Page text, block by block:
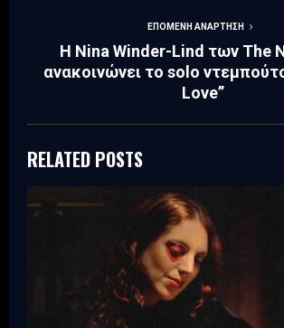
ΕΠΌΜΕΝΗ ΑΝΆΡΤΗΣΗ
Η Nina Winder-Lind των The
ανακοινώνει το solo
Love”
RELATED POSTS